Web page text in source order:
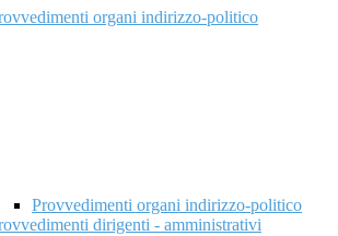
organi indirizzo-politico
Provvedimenti organi indirizzo-politico
dirigenti - amministrativi